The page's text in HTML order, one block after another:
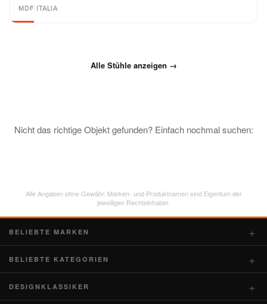
MDF ITALIA
Alle Stühle anzeigen →
Nicht das richtige Objekt gefunden? Einfach nochmal suchen:
Alle Angaben ohne Gewähr. Marken- und Produktnamen sind Eigentum der
jeweiligen Rechteinhaber.
BELIEBTE MARKEN
BELIEBTE KATEGORIEN
DESIGNKLASSIKER